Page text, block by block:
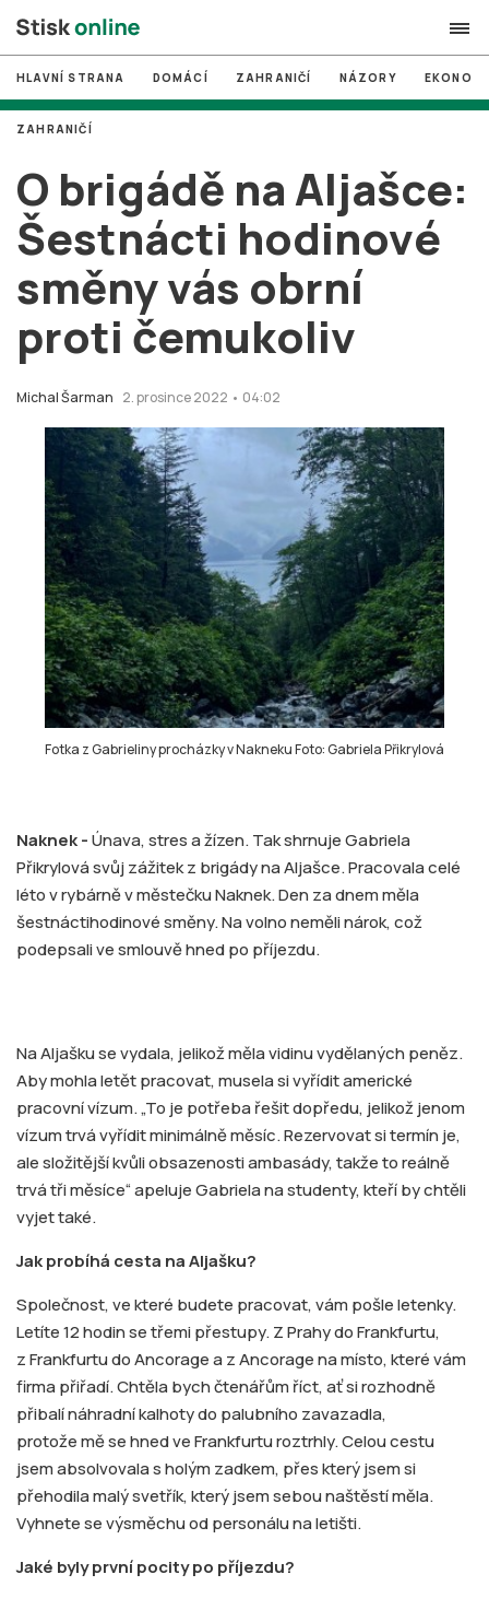
search
# MUNI
# Brno
# volby
login PŘIHLÁSIT SE
Zapomněli jste heslo?
Založit nový účet
HLAVNÍ STRANA DOMÁCÍ ZAHRANIČÍ NÁZORY
O brigádě na Aljašce:
Šestnácti hodinové
směny vás obrní
proti čemukoliv
Michal Šarman 2. prosince 2022 • 04:02
ZAHRANIČÍ
Fotka z Gabrieliny procházky v Nakneku Foto: Gabriela Přikrylová
Naknek -Únava, stres a žízen. Tak shrnuje Gabriela
Přikrylová svůj zážitek z brigády na Aljašce. Pracovala celé
léto v rybárně v městečku Naknek. Den za dnem měla
šestnáctihodinové směny. Na volno neměli nárok, což
podepsali ve smlouvě hned po příjezdu.
Na Aljašku se vydala, jelikož měla vidinu vydělaných peněz.
Aby mohla letět pracovat, musela si vyřídit americké
pracovní vízum. „To je potřeba řešit dopředu, jelikož jenom
vízum trvá vyřídit minimálně měsíc. Rezervovat si termín je,
ale složitější kvůli obsazenosti ambasády, takže to reálně
trvá tři měsíce“ apeluje Gabriela na studenty, kteří by chtěli
vyjet také.
Jak probíhá cesta na Aljašku?
Společnost, ve které budete pracovat, vám pošle letenky.
Letíte 12 hodin se třemi přestupy. Z Prahy do Frankfurtu,
z Frankfurtu do Ancorage a z Ancorage na místo, které vám
firma přiřadí. Chtěla bych čtenářům říct, ať si rozhodně
přibalí náhradní kalhoty do palubního zavazadla,
protože mě se hned ve Frankfurtu roztrhly. Celou cestu
jsem absolvovala s holým zadkem, přes který jsem si
přehodila malý svetřík, který jsem sebou naštěstí měla.
Vyhnete se výsměchu od personálu na letišti.
Jaké byly první pocity po příjezdu?